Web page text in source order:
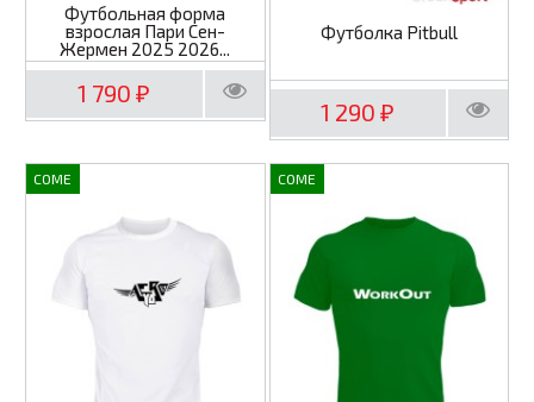
Футбольная форма
взрослая Пари Сен-
Жермен 2025 2026...
1 790₽
Футболка Pitbull
1 290₽
COME COME